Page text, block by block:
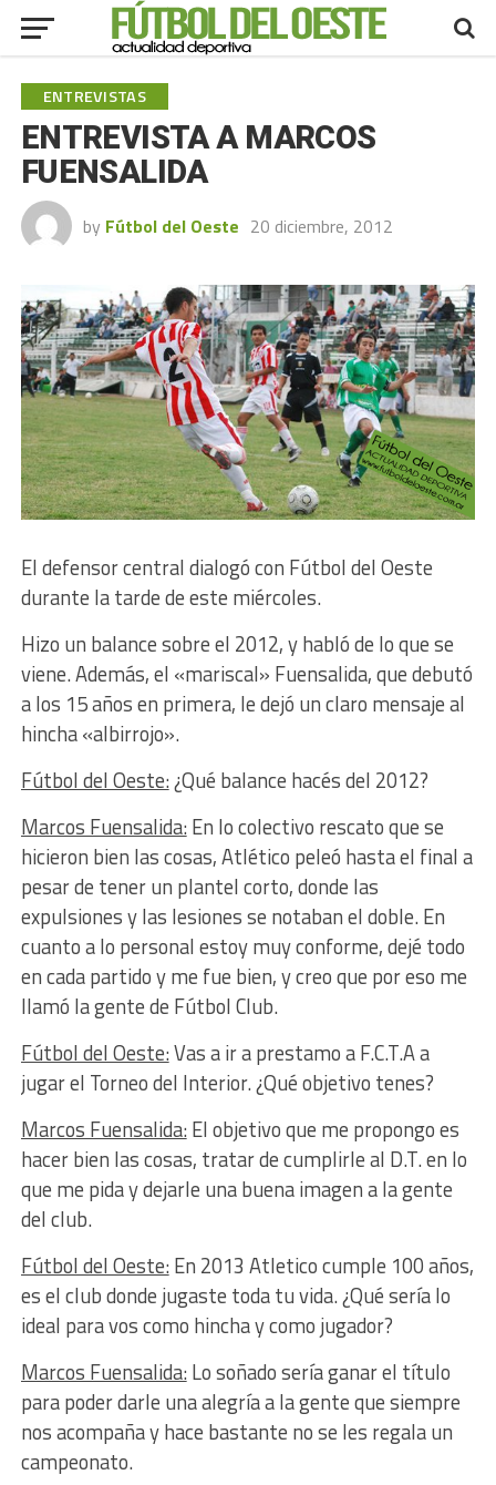
ENTREVISTAS
ENTREVISTA A MARCOS
FUENSALIDA
by Fútbol del Oeste 20 diciembre, 2012
El defensor central dialogó con Fútbol del Oeste
durante la tarde de este miércoles.
Hizo un balance sobre el 2012, y habló de lo que se
viene. Además, el «mariscal» Fuensalida, que debutó
a los 15 años en primera, le dejó un claro mensaje al
hincha «albirrojo».
Fútbol del Oeste:¿Qué balance hacés del 2012?
Marcos Fuensalida:En lo colectivo rescato que se
hicieron bien las cosas, Atlético peleó hasta el final a
pesar de tener un plantel corto, donde las
expulsiones y las lesiones se notaban el doble. En
cuanto a lo personal estoy muy conforme, dejé todo
en cada partido y me fue bien, y creo que por eso me
llamó la gente de Fútbol Club.
Fútbol del Oeste:Vas a ir a prestamo a F.C.T.A a
jugar el Torneo del Interior. ¿Qué objetivo tenes?
Marcos Fuensalida:El objetivo que me propongo es
hacer bien las cosas, tratar de cumplirle al D.T. en lo
que me pida y dejarle una buena imagen a la gente
del club.
Fútbol del Oeste:En 2013 Atletico cumple 100 años,
es el club donde jugaste toda tu vida. ¿Qué sería lo
ideal para vos como hincha y como jugador?
Marcos Fuensalida:Lo soñado sería ganar el título
para poder darle una alegría a la gente que siempre
nos acompaña y hace bastante no se les regala un
campeonato.